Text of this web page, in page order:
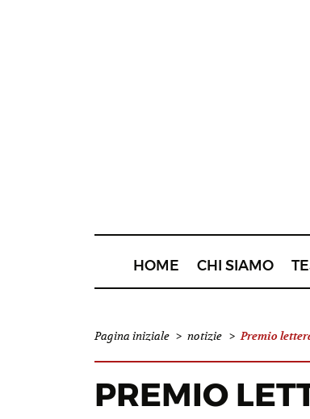
HOME CHI SIAMO
Pagina iniziale > notizie > Premio
PREMIO